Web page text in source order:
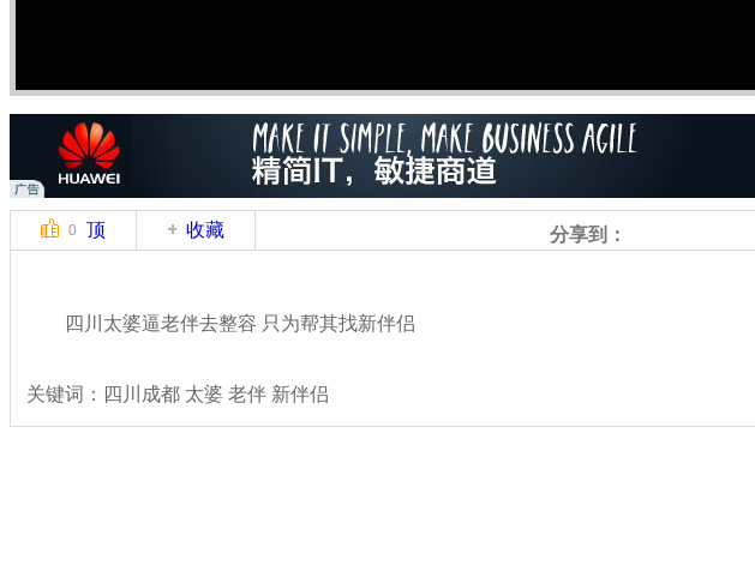
0 顶 收藏 分享到：
四川太婆逼老伴去整容 只为帮其找新伴侣
关键词：四川成都 太婆 老伴 新伴侣